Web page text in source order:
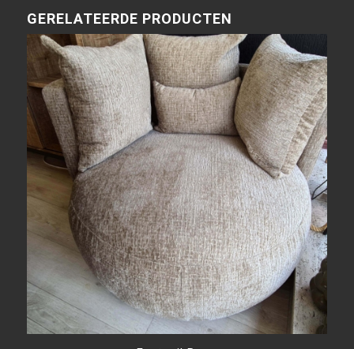
GERELATEERDE PRODUCTEN